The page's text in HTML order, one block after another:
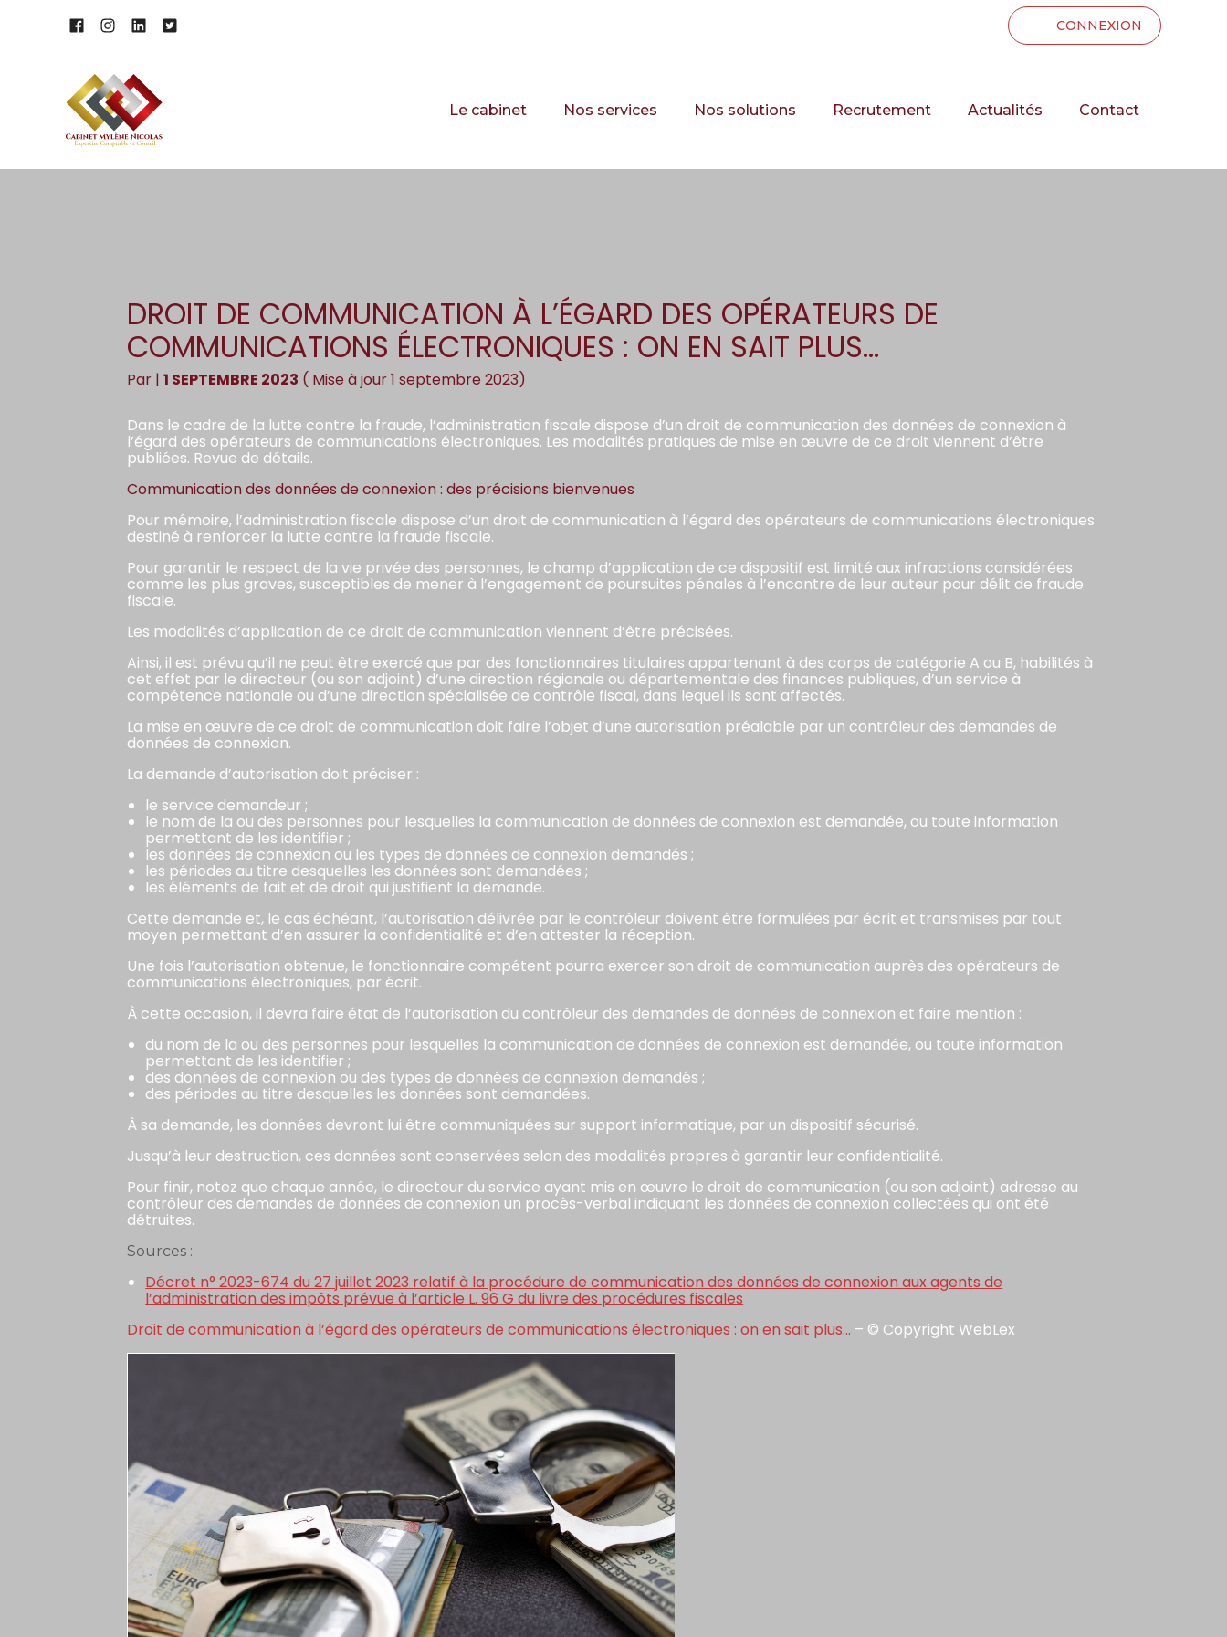
CONNEXION
Aller
au
contenu
Le cabinet Nos services Nos solutions Recrutement Actualités Contact
DROIT DE COMMUNICATION À L’ÉGARD DES OPÉRATEURS DE
COMMUNICATIONS ÉLECTRONIQUES : ON EN SAIT PLUS…
Par |1 SEPTEMBRE 2023 ( Mise à jour 1 septembre 2023)
Dans le cadre de la lutte contre la fraude, l’administration fiscale dispose d’un droit de communication des données de connexion à
l’égard des opérateurs de communications électroniques. Les modalités pratiques de mise en œuvre de ce droit viennent d’être
publiées. Revue de détails.
Communication des données de connexion : des précisions bienvenues
Pour mémoire, l’administration fiscale dispose d’un droit de communication à l’égard des opérateurs de communications électroniques
destiné à renforcer la lutte contre la fraude fiscale.
Pour garantir le respect de la vie privée des personnes, le champ d’application de ce dispositif est limité aux infractions considérées
comme les plus graves, susceptibles de mener à l’engagement de poursuites pénales à l’encontre de leur auteur pour délit de fraude
fiscale.
Les modalités d’application de ce droit de communication viennent d’être précisées.
Ainsi, il est prévu qu’il ne peut être exercé que par des fonctionnaires titulaires appartenant à des corps de catégorie A ou B, habilités à
cet effet par le directeur (ou son adjoint) d’une direction régionale ou départementale des finances publiques, d’un service à
compétence nationale ou d’une direction spécialisée de contrôle fiscal, dans lequel ils sont affectés.
La mise en œuvre de ce droit de communication doit faire l’objet d’une autorisation préalable par un contrôleur des demandes de
données de connexion.
La demande d’autorisation doit préciser :
le service demandeur ;
le nom de la ou des personnes pour lesquelles la communication de données de connexion est demandée, ou toute information
permettant de les identifier ;
les données de connexion ou les types de données de connexion demandés ;
les périodes au titre desquelles les données sont demandées ;
les éléments de fait et de droit qui justifient la demande.
Cette demande et, le cas échéant, l’autorisation délivrée par le contrôleur doivent être formulées par écrit et transmises par tout
moyen permettant d’en assurer la confidentialité et d’en attester la réception.
Une fois l’autorisation obtenue, le fonctionnaire compétent pourra exercer son droit de communication auprès des opérateurs de
communications électroniques, par écrit.
À cette occasion, il devra faire état de l’autorisation du contrôleur des demandes de données de connexion et faire mention :
du nom de la ou des personnes pour lesquelles la communication de données de connexion est demandée, ou toute information
permettant de les identifier ;
des données de connexion ou des types de données de connexion demandés ;
des périodes au titre desquelles les données sont demandées.
À sa demande, les données devront lui être communiquées sur support informatique, par un dispositif sécurisé.
Jusqu’à leur destruction, ces données sont conservées selon des modalités propres à garantir leur confidentialité.
Pour finir, notez que chaque année, le directeur du service ayant mis en œuvre le droit de communication (ou son adjoint) adresse au
contrôleur des demandes de données de connexion un procès-verbal indiquant les données de connexion collectées qui ont été
détruites.
Sources :
Décret n° 2023-674 du 27 juillet 2023 relatif à la procédure de communication des données de connexion aux agents de
l’administration des impôts prévue à l’article L. 96 G du livre des procédures fiscales
Droit de communication à l’égard des opérateurs de communications électroniques : on en sait plus… – © Copyright WebLex